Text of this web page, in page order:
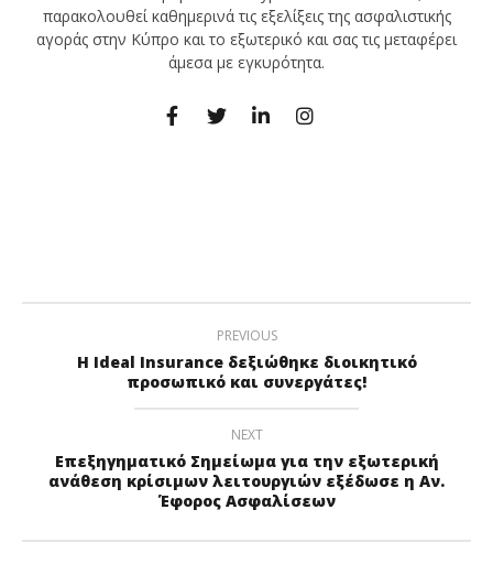
παρακολουθεί καθημερινά τις εξελίξεις της ασφαλιστικής
αγοράς στην Κύπρο και το εξωτερικό και σας τις μεταφέρει
άμεσα με εγκυρότητα.
PREVIOUS
Η Ideal Insurance δεξιώθηκε διοικητικό
προσωπικό και συνεργάτες!
NEXT
Επεξηγηματικό Σημείωμα για την εξωτερική
ανάθεση κρίσιμων λειτουργιών εξέδωσε η Αν.
Έφορος Ασφαλίσεων